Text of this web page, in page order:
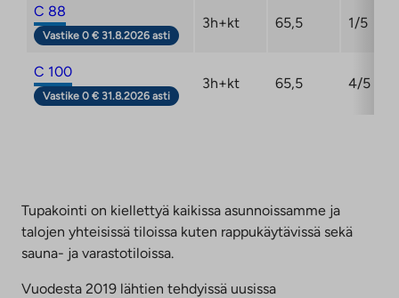
C 88
Vastike 0 € 31.8.2026 asti
3h+kt 65,5 1/5
C 100
Vastike 0 € 31.8.2026 asti
3h+kt 65,5 4/5
Tupakointi on kiellettyä kaikissa asunnoissamme ja
talojen yhteisissä tiloissa kuten rappukäytävissä sekä
sauna- ja varastotiloissa.
Vuodesta 2019 lähtien tehdyissä uusissa